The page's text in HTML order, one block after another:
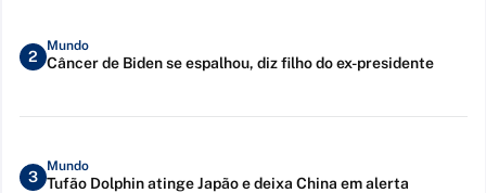
2
Mundo
Câncer de Biden se espalhou, diz filho do ex-presidente
3
Mundo
Tufão Dolphin atinge Japão e deixa China em alerta